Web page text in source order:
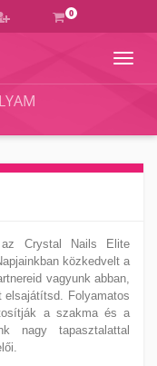
0
Crystal Nails Elite
közkedvelt a
vagyunk abban,
elsajátítsd. Folyamatos
a szakma és a
nagy tapasztalattal